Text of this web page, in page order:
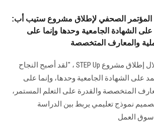
المؤتمر الصحفي لإطلاق مشروع ستيب أب:
الشهادة الجامعية وحدها وإنما على
والمعارف المتخصصة
قال رئيس الجامعة خلال إطلاق مشروع STEP Up ، "لقد أصبح النجاح
على الشهادة الجامعية وحدها، وإنما على
المتخصصة والقدرة على التعلم المستمر،
نموذج تعليمي يربط بين الدراسة
سوق العمل